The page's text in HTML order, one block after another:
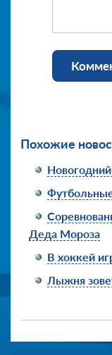
Похожие
Деда Мороза
В хоккей
Лыжня